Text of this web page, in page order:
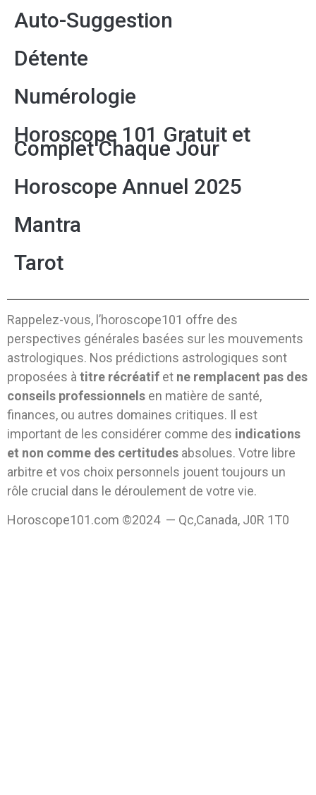
Auto-Suggestion
Détente
Numérologie
Horoscope 101 Gratuit et
Complet Chaque Jour
Horoscope Annuel 2025
Mantra
Tarot
Rappelez-vous, l’horoscope101 offre des
perspectives générales basées sur les mouvements
astrologiques. Nos prédictions astrologiques sont
proposées à titre récréatif et ne remplacent pas des
conseils professionnels en matière de santé,
finances, ou autres domaines critiques. Il est
important de les considérer comme des indications
et non comme des certitudes absolues. Votre libre
arbitre et vos choix personnels jouent toujours un
rôle crucial dans le déroulement de votre vie.
Horoscope101.com ©2024 — Qc,Canada, J0R 1T0